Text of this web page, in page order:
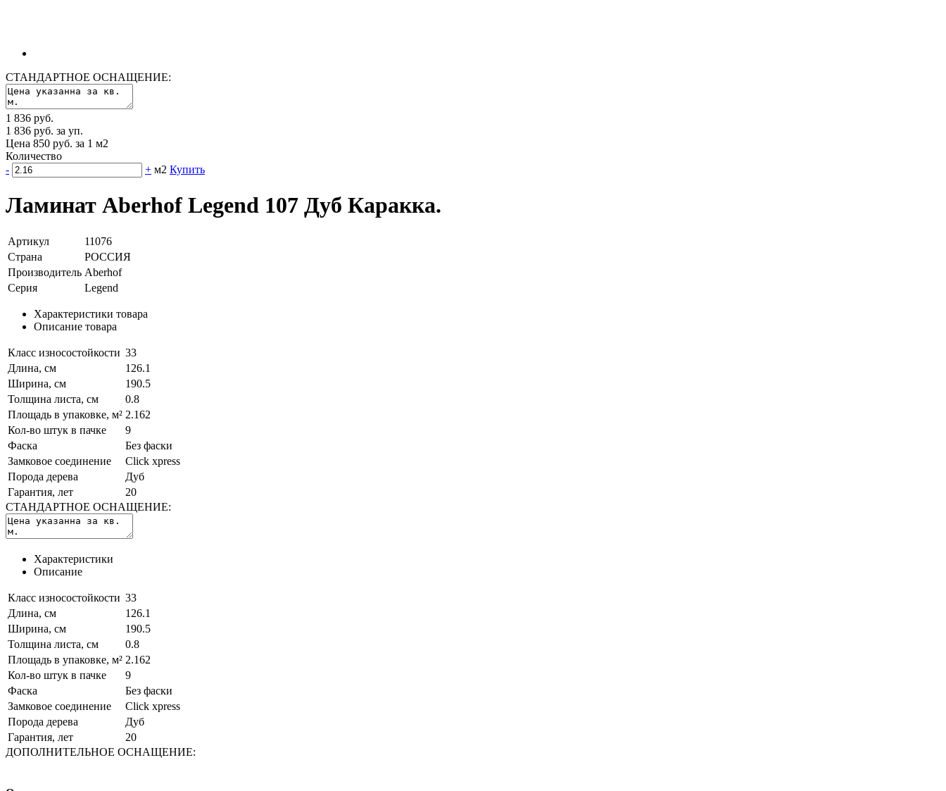
СТАНДАРТНОЕ ОСНАЩЕНИЕ:
1 836 руб.
1 836 руб. за уп.
Цена 850 руб. за 1 м2
Количество
-
+ м2 Купить
Ламинат Aberhof Legend 107 Дуб Каракка.
Артикул
11076
Страна
РОССИЯ
Производитель Aberhof
Серия
Legend
Характеристики товара
Описание товара
Класс износостойкости 33
Длина, см
126.1
Ширина, см
190.5
Толщина листа, см
0.8
Площадь в упаковке, м² 2.162
Кол-во штук в пачке
9
Фаска
Без фаски
Замковое соединение
Click xpress
Порода дерева
Дуб
Гарантия, лет
20
СТАНДАРТНОЕ ОСНАЩЕНИЕ:
Характеристики
Описание
Класс износостойкости 33
Длина, см
126.1
Ширина, см
190.5
Толщина листа, см
0.8
Площадь в упаковке, м² 2.162
Кол-во штук в пачке
9
Фаска
Без фаски
Замковое соединение
Click xpress
Порода дерева
Дуб
Гарантия, лет
20
ДОПОЛНИТЕЛЬНОЕ ОСНАЩЕНИЕ: